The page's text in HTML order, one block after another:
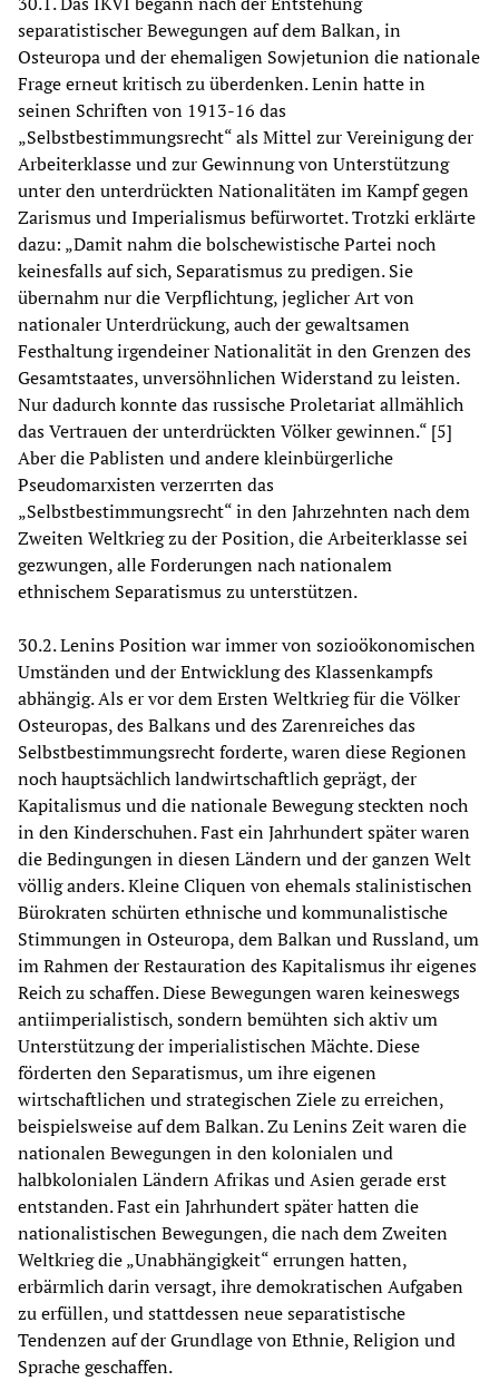
separatistischer Bewegungen auf dem Balkan, in
Osteuropa und der ehemaligen Sowjetunion die nationale
Frage erneut kritisch zu überdenken. Lenin hatte in
seinen Schriften von 1913-16 das
„Selbstbestimmungsrecht“ als Mittel zur Vereinigung der
Arbeiterklasse und zur Gewinnung von Unterstützung
unter den unterdrückten Nationalitäten im Kampf gegen
Zarismus und Imperialismus befürwortet. Trotzki erklärte
dazu: „Damit nahm die bolschewistische Partei noch
keinesfalls auf sich, Separatismus zu predigen. Sie
übernahm nur die Verpflichtung, jeglicher Art von
nationaler Unterdrückung, auch der gewaltsamen
Festhaltung irgendeiner Nationalität in den Grenzen des
Gesamtstaates, unversöhnlichen Widerstand zu leisten.
Nur dadurch konnte das russische Proletariat allmählich
das Vertrauen der unterdrückten Völker gewinnen.“ [5]
Aber die Pablisten und andere kleinbürgerliche
Pseudomarxisten verzerrten das
„Selbstbestimmungsrecht“ in den Jahrzehnten nach dem
Zweiten Weltkrieg zu der Position, die Arbeiterklasse sei
gezwungen, alle Forderungen nach nationalem
ethnischem Separatismus zu unterstützen.
30.2. Lenins Position war immer von sozioökonomischen
Umständen und der Entwicklung des Klassenkampfs
abhängig. Als er vor dem Ersten Weltkrieg für die Völker
Osteuropas, des Balkans und des Zarenreiches das
Selbstbestimmungsrecht forderte, waren diese Regionen
noch hauptsächlich landwirtschaftlich geprägt, der
Kapitalismus und die nationale Bewegung steckten noch
in den Kinderschuhen. Fast ein Jahrhundert später waren
die Bedingungen in diesen Ländern und der ganzen Welt
völlig anders. Kleine Cliquen von ehemals stalinistischen
Bürokraten schürten ethnische und kommunalistische
Stimmungen in Osteuropa, dem Balkan und Russland, um
im Rahmen der Restauration des Kapitalismus ihr eigenes
Reich zu schaffen. Diese Bewegungen waren keineswegs
antiimperialistisch, sondern bemühten sich aktiv um
Unterstützung der imperialistischen Mächte. Diese
förderten den Separatismus, um ihre eigenen
wirtschaftlichen und strategischen Ziele zu erreichen,
beispielsweise auf dem Balkan. Zu Lenins Zeit waren die
nationalen Bewegungen in den kolonialen und
halbkolonialen Ländern Afrikas und Asien gerade erst
entstanden. Fast ein Jahrhundert später hatten die
nationalistischen Bewegungen, die nach dem Zweiten
Weltkrieg die „Unabhängigkeit“ errungen hatten,
erbärmlich darin versagt, ihre demokratischen Aufgaben
zu erfüllen, und stattdessen neue separatistische
Tendenzen auf der Grundlage von Ethnie, Religion und
Sprache geschaffen.